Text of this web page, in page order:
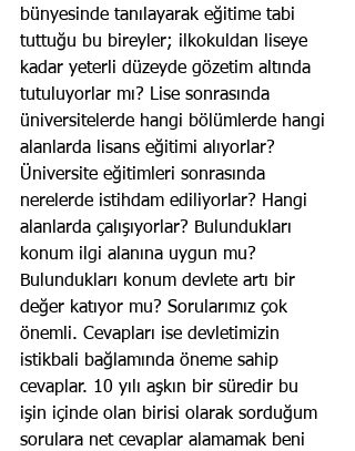
bünyesinde tanılayarak eğitime tabi
tuttuğu bu bireyler; ilkokuldan liseye
kadar yeterli düzeyde gözetim altında
tutuluyorlar mı? Lise sonrasında
üniversitelerde hangi bölümlerde hangi
alanlarda lisans eğitimi alıyorlar?
Üniversite eğitimleri sonrasında
nerelerde istihdam ediliyorlar? Hangi
alanlarda çalışıyorlar? Bulundukları
konum ilgi alanına uygun mu?
Bulundukları konum devlete artı bir
değer katıyor mu? Sorularımız çok
önemli. Cevapları ise devletimizin
istikbali bağlamında öneme sahip
cevaplar. 10 yılı aşkın bir süredir bu
işin içinde olan birisi olarak sorduğum
sorulara net cevaplar alamamak beni